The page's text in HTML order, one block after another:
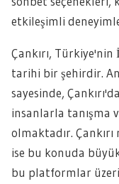
etkileşimli
Çankırı,
tarihi bir şehirdir.
sayesinde,
insanlarla tanışma
olmaktadır.
ise bu konuda
bu platformlar